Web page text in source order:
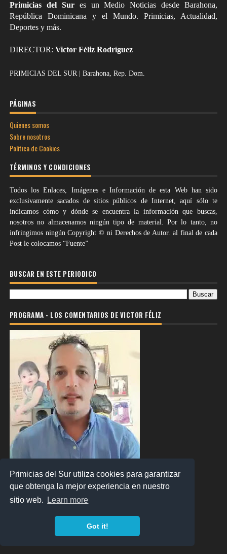
Primicias del Sur utiliza cookies para garantizar
que obtenga la mejor experiencia en nuestro
sitio web.
Learn more
Got it!
Primicias del Sures un Medio Noticias desde Barahona,
República Dominicana y el Mundo. Primicias, Actualidad,
Deportes y más.
DIRECTOR: Victor Féliz Rodríguez
PRIMICIAS DEL SUR | Barahona, Rep. Dom.
PÁGINAS
Quienes somos
Sobre nosotros
Política de Cookies
TÉRMINOS Y CONDICIONES
Todos los Enlaces, Imágenes e Información de esta Web han sido
exclusivamente sacados de sitios públicos de Internet, aquí sólo te
indicamos cómo y dónde se encuentra la información que buscas,
nosotros no almacenamos ningún tipo de material. Por lo tanto, no
infringimos ningún Copyright © ni Derechos de Autor. al final de cada
Post le colocamos “Fuente”
BUSCAR EN ESTE PERIODICO
PROGRAMA - LOS COMENTARIOS DE VICTOR FÉLIZ
Clic en esta Imagen para Ver el PROGRAMA En Vivo y Grabado